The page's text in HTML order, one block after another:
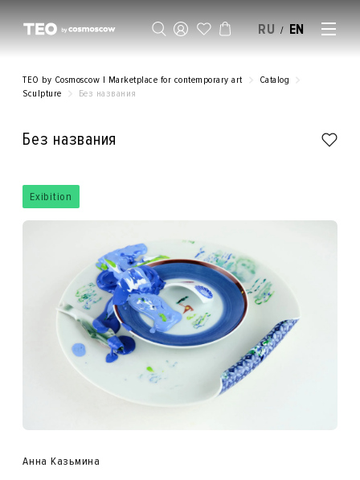
RU / EN
TEO by Cosmoscow | Marketplace for contemporary art
Catalog
Sculpture
Без названия
Без названия
Exibition
Анна Казьмина